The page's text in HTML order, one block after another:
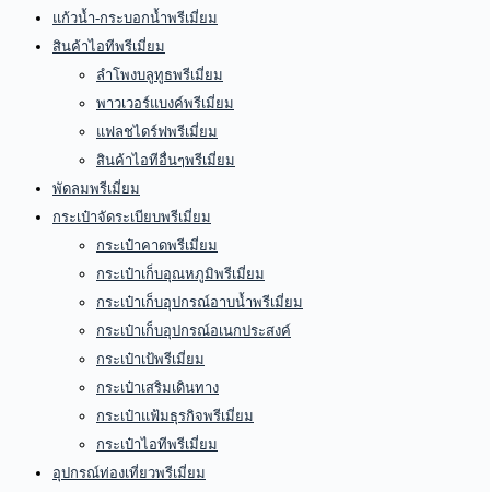
แก้วน้ำ-กระบอกน้ำพรีเมี่ยม
สินค้าไอทีพรีเมี่ยม
ลำโพงบลูทูธพรีเมี่ยม
พาวเวอร์แบงค์พรีเมี่ยม
แฟลชไดร์ฟพรีเมี่ยม
สินค้าไอทีอื่นๆพรีเมี่ยม
พัดลมพรีเมี่ยม
กระเป๋าจัดระเบียบพรีเมี่ยม
กระเป๋าคาดพรีเมี่ยม
กระเป๋าเก็บอุณหภูมิพรีเมี่ยม
กระเป๋าเก็บอุปกรณ์อาบน้ำพรีเมี่ยม
กระเป๋าเก็บอุปกรณ์อเนกประสงค์
กระเป๋าเป้พรีเมี่ยม
กระเป๋าเสริมเดินทาง
กระเป๋าแฟ้มธุรกิจพรีเมี่ยม
กระเป๋าไอทีพรีเมี่ยม
อุปกรณ์ท่องเที่ยวพรีเมี่ยม